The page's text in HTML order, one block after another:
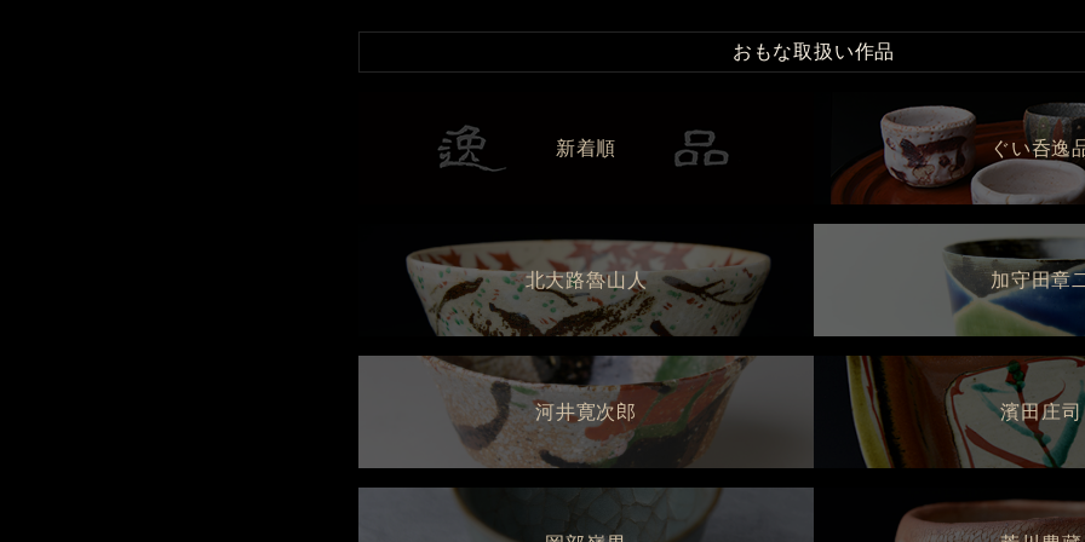
おもな取扱い作品
新着順 ぐい呑逸
北大路魯山人 加守田章
河井寛次郎 濱田庄司